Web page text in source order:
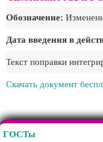
Обозначение:
Дата введения в
Текст поправки
Скачать документ
ГОСТы